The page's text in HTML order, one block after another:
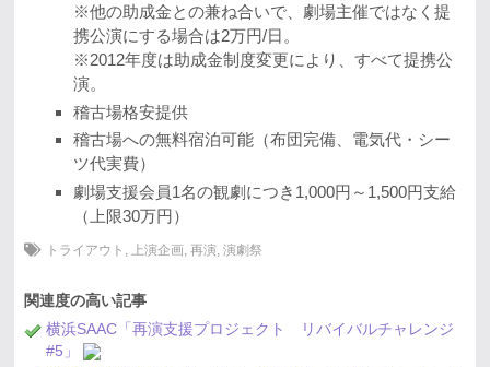
※他の助成金との兼ね合いで、劇場主催ではなく提
携公演にする場合は2万円/日。
※2012年度は助成金制度変更により、すべて提携公
演。
稽古場格安提供
稽古場への無料宿泊可能（布団完備、電気代・シー
ツ代実費）
劇場支援会員1名の観劇につき1,000円～1,500円支給
（上限30万円）
トライアウト 上演企画, 再演, 演劇祭
関連度の高い記事
横浜SAAC「再演支援プロジェクト リバイバルチャレンジ
#5」